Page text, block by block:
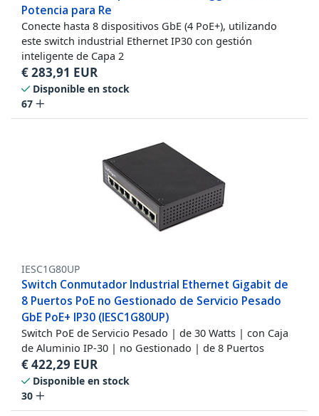
Potencia para Re
Conecte hasta 8 dispositivos GbE (4 PoE+), utilizando
este switch industrial Ethernet IP30 con gestión
inteligente de Capa 2
€283,91 EUR
Disponible en stock
67
IESC1G80UP
Switch Conmutador Industrial Ethernet Gigabit de
8 Puertos PoE no Gestionado de Servicio Pesado
GbE PoE+ IP30 (IESC1G80UP)
Switch PoE de Servicio Pesado | de 30 Watts | con Caja
de Aluminio IP-30 | no Gestionado | de 8 Puertos
€422,29 EUR
Disponible en stock
30